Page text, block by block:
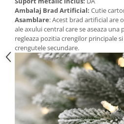
Ambalaj Brad Artificial: Cutie
Asamblare: Acest brad artificial are
ale axului central care se aseaza una
regleaza pozitia crengilor principale
crengutele secundare.